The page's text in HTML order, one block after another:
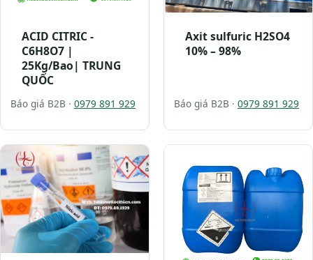
ACID CITRIC -
C6H8O7 |
25Kg/Bao| TRUNG
QUỐC
Báo giá B2B · 0979 891 929
Axit sulfuric H2SO4
10% – 98%
Báo giá B2B · 0979 891 929